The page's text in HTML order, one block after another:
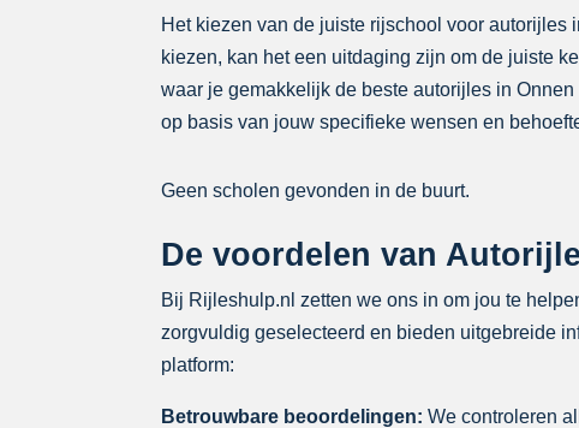
Het kiezen van de juiste rijschool voor
kiezen, kan het een uitdaging zijn om de juiste
waar je gemakkelijk de beste autorijles in
op basis van jouw specifieke wensen en
Geen scholen gevonden in de buurt.
De voordelen van
Bij Rijleshulp.nl zetten we ons in om jou te
zorgvuldig geselecteerd en bieden uitgebreide
platform:
Betrouwbare beoordelingen: We controleren